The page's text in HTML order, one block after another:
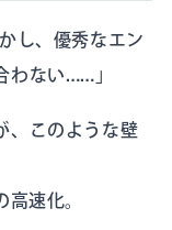
し、優秀なエン
わない……」
、このような壁
速化。